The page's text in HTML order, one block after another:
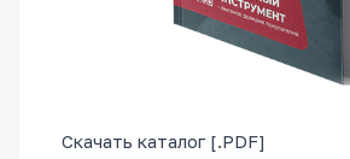
Скачать каталог [.PDF]